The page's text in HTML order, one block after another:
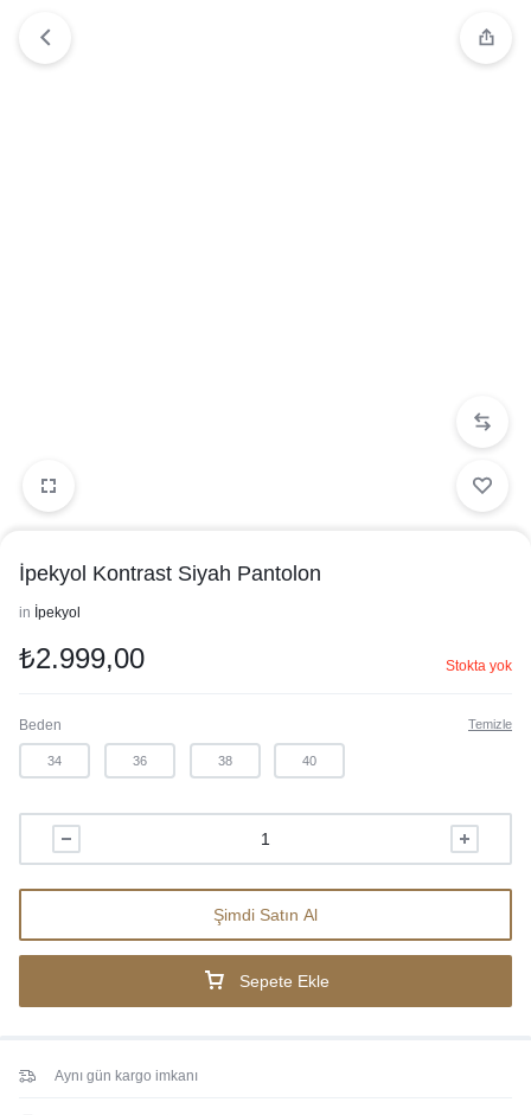
İpekyol Kontrast Siyah Pantolon
in İpekyol
₺2.999,00 Stokta yok
Beden
34 36 38 40
Temizle
Sepete Ekle
Şimdi Satın Al
Aynı gün kargo imkanı